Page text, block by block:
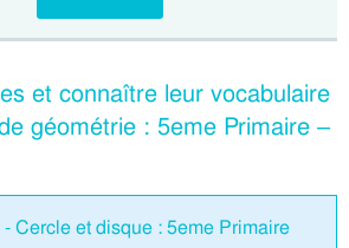
et connaître leur vocabulaire
géométrie : 5eme Primaire –
Cercle et disque : 5eme Primaire